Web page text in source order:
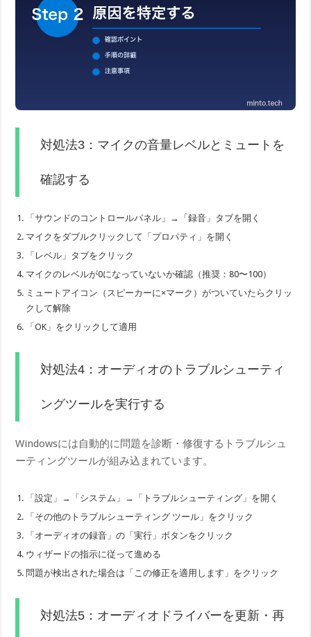
対処法3：マイクの音量レベルとミュートを
確認する
「サウンドのコントロールパネル」→「録音」タブを開く
マイクをダブルクリックして「プロパティ」を開く
「レベル」タブをクリック
マイクのレベルが0になっていないか確認（推奨：80〜100）
ミュートアイコン（スピーカーに×マーク）がついていたらクリッ
クして解除
「OK」をクリックして適用
対処法4：オーディオのトラブルシューティ
ングツールを実行する
Windowsには自動的に問題を診断・修復するトラブルシュ
ーティングツールが組み込まれています。
「設定」→「システム」→「トラブルシューティング」を開く
「その他のトラブルシューティング ツール」をクリック
「オーディオの録音」の「実行」ボタンをクリック
ウィザードの指示に従って進める
問題が検出された場合は「この修正を適用します」をクリック
対処法5：オーディオドライバーを更新・再